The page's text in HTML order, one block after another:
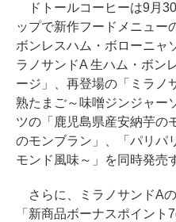
ドトールコーヒーは9月
ップで新作フードメニュー
ボンレスハム・ボローニャ
ラノサンドA 生ハム・ボン
ージ」、再登場の「ミラノ
熟たまご～味噌ジンジャー
ツの「鹿児島県産安納芋の
のモンブラン」、「パリパ
モンド風味～」を同時発売
さらに、ミラノサンドA
「新商品ボーナスポイン